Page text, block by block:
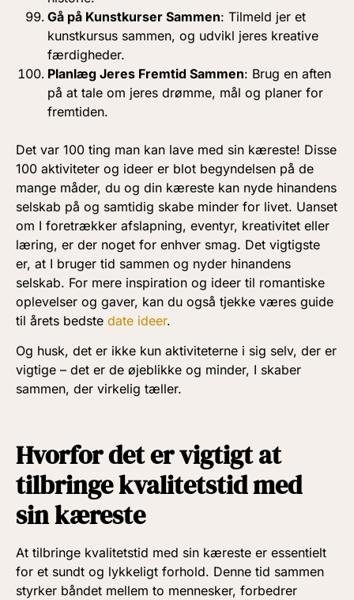
Gå på Kunstkurser Sammen: Tilmeld jer et
kunstkursus sammen, og udvikl jeres kreative
færdigheder.
Planlæg Jeres Fremtid Sammen: Brug en aften
på at tale om jeres drømme, mål og planer for
fremtiden.
Det var 100 ting man kan lave med sin kæreste! Disse
100 aktiviteter og ideer er blot begyndelsen på de
mange måder, du og din kæreste kan nyde hinandens
selskab på og samtidig skabe minder for livet. Uanset
om I foretrækker afslapning, eventyr, kreativitet eller
læring, er der noget for enhver smag. Det vigtigste
er, at I bruger tid sammen og nyder hinandens
selskab. For mere inspiration og ideer til romantiske
oplevelser og gaver, kan du også tjekke væres guide
til årets bedste date ideer.
Og husk, det er ikke kun aktiviteterne i sig selv, der er
vigtige – det er de øjeblikke og minder, I skaber
sammen, der virkelig tæller.
Hvorfor det er vigtigt at
tilbringe kvalitetstid med
sin kæreste
At tilbringe kvalitetstid med sin kæreste er essentielt
for et sundt og lykkeligt forhold. Denne tid sammen
styrker båndet mellem to mennesker, forbedrer